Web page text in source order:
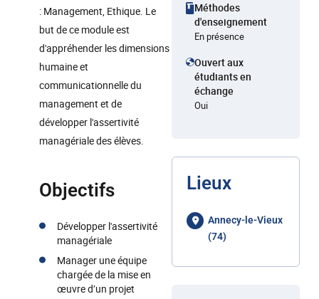
: Management, Ethique. Le
but de ce module est
d'appréhender les dimensions
humaine et
communicationnelle du
management et de
développer l'assertivité
managériale des élèves.
Objectifs
Développer l'assertivité
managériale
Manager une équipe
chargée de la mise en
œuvre d’un projet
Méthodes
d'enseignement
En présence
Ouvert aux
étudiants en
échange
Oui
Lieux
Annecy-le-Vieux
(74)